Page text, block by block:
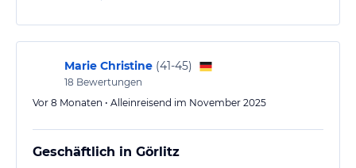
Vom Hotel aus gelangt man in 5 Minuten zu Fuß an
die Brücke, die über die Neiße in den polnischen
Marie Christine (41-45)
18 Bewertungen
Vor 8 Monaten • Alleinreisend im November 2025
Geschäftlich in Görlitz